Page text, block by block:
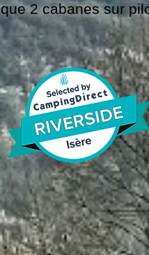
que 2 cabanes sur